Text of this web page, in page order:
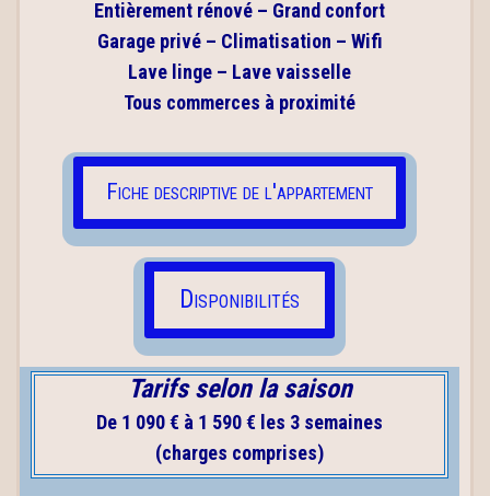
Entièrement rénové – Grand confort
Garage privé – Climatisation – Wifi
Lave linge – Lave vaisselle
Tous commerces à proximité
Fiche descriptive de l'appartement
Disponibilités
Tarifs selon la saison
De 1 090 € à 1 590 € les 3 semaines
(charges comprises)